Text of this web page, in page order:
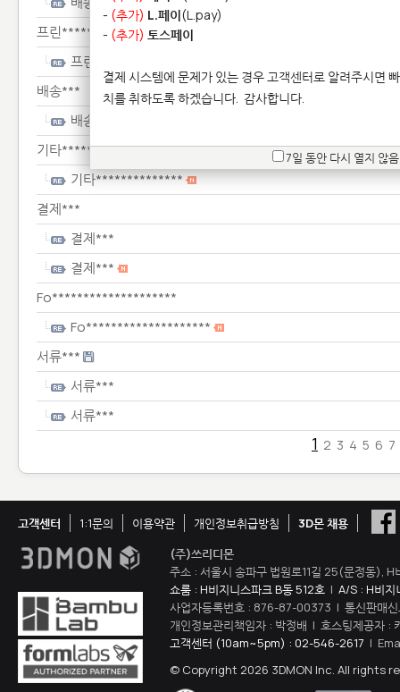
프린****************
프린****************
배송***
배송***
기타**************
기타**************
결제***
결제***
결제***
Fo********************
Fo********************
서류***
서류***
서류***
1 2 3 4 5 6 7
고객센터 1:1문의 이용약관 개인정보취급방침
3D몬 채용
(주)쓰리디몬
주소 : 서울시 송파구 법원로11길 25(문정동),
쇼룸 : H비지니스파크 B동 512호 | A/S : H비지
사업자등록번호 : 876-87-00373 | 통신판매
개인정보관리책임자 : 박정배 | 호스팅제공자 :
고객센터 (10am~5pm) : 02-546-2617 |
© Copyright 2026 3DMON Inc. All rights
- (추가) L.페이(L.pay)
- (추가) 토스페이
결제 시스템에 문제가 있는 경우 고객센터로 알려주시면
치를 취하도록 하겠습니다. 감사합니다.
7일 동안 다시 열지 않음